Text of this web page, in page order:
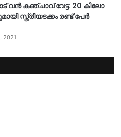
വൻ കഞ്ചാവ് വേട്ട: 20 കിലോ
സ്ത്രീയടക്കം രണ്ട് പേർ
2021